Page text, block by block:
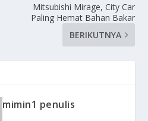
Mitsubishi Mirage, City Car
Paling Hemat Bahan Bakar
BERIKUTNYA
mimin1 penulis